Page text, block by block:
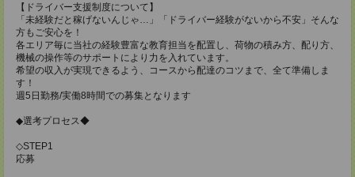
【ドライバー支援制度について】
「未経験だと稼げないんじゃ…」「ドライバー経験がないから不安」そんな
方もご安心を！
各エリア毎に当社の経験豊富な教育担当を配置し、荷物の積み方、配り方、
機械の操作等のサポートにより力を入れています。
希望の収入が実現できるよう、コースから配達のコツまで、全て準備しま
す！
週5日勤務/実働8時間での募集となります
◆選考プロセス◆
◇STEP1
応募